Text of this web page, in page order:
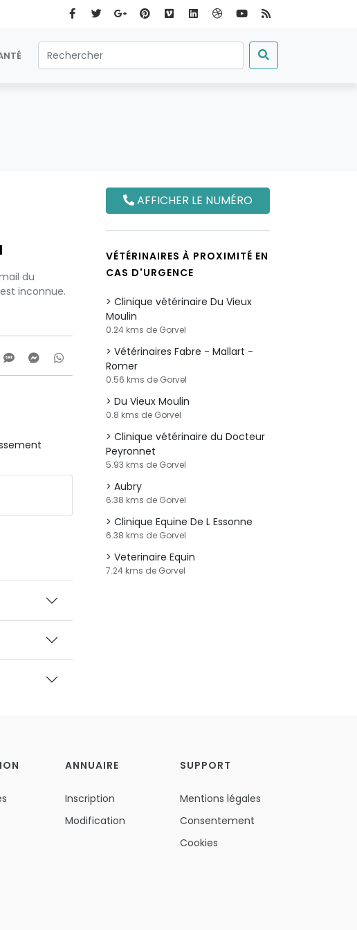
du
inconnue.
AFFICHER LE NUMÉRO
VÉTÉRINAIRES À PROXIMITÉ EN
CAS D'URGENCE
Clinique vétérinaire Du Vieux
Moulin
0.24 kms de Gorvel
Vétérinaires Fabre - Mallart -
Romer
0.56 kms de Gorvel
Du Vieux Moulin
0.8 kms de Gorvel
Clinique vétérinaire du Docteur
Peyronnet
5.93 kms de Gorvel
Aubry
6.38 kms de Gorvel
Clinique Equine De L Essonne
6.38 kms de Gorvel
Veterinaire Equin
7.24 kms de Gorvel
ANNUAIRE
Inscription
Modification
SUPPORT
Mentions légales
Consentement
Cookies